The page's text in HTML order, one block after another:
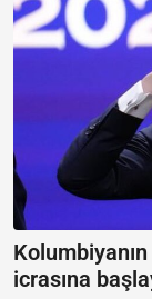
icrasına